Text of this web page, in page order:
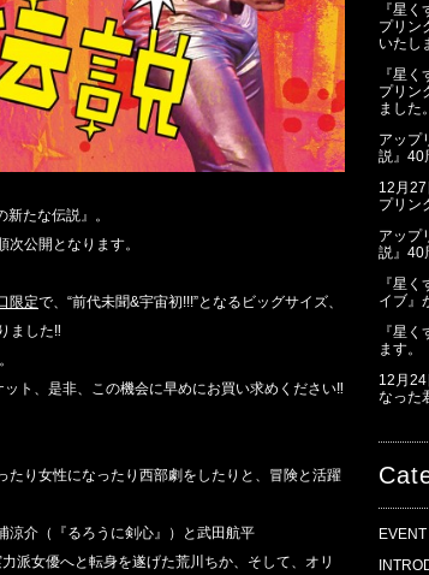
たな伝説』。
公開となります。
限定で、“前代未聞&宇宙初!!!”となるビッグサイズ、
ました‼
。
ト、是非、この機会に早めにお買い求めください‼
り女性になったり西部劇をしたりと、冒険と活躍
涼介（『るろうに剣心』）と武田航平
派女優へと転身を遂げた荒川ちか、そして、オリ
『星
プリン
いたし
『星
プリン
ました。
アップ
説』40
12月
プリン
アップ
説』40
『星
イブ』
『星
ます。
12月
なった
EVENT